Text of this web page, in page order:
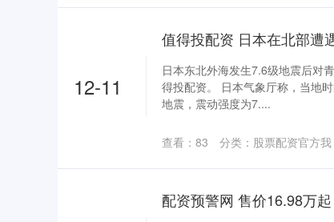
12-11
值得投配资 日本在北部遭
日本东北外海发生7.6级地震后对
得投配资。 日本气象厅称，当地
地震，震动强度为7....
查看： 83 分类： 股票配资官方我